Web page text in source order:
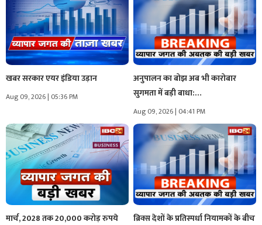
खबर सरकार एयर इंडिया उड़ान
Aug 09, 2026 | 05:36 PM
अनुपालन का बोझ अब भी कारोबार
सुगमता में बड़ी बाधा:…
Aug 09, 2026 | 04:41 PM
मार्च, 2028 तक 20,000 करोड़ रुपये
ब्रिक्स देशों के प्रतिस्पर्धा नियामकों के बीच